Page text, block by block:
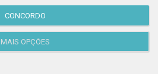
MAIS OPÇÕES
CONCORDO